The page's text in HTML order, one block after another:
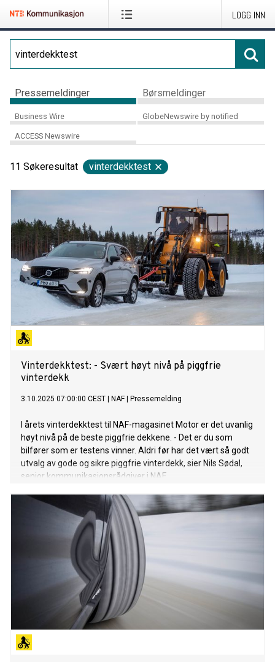
LOGG INN
Pressemeldinger Børsmeldinger
Business Wire GlobeNewswire by notified
ACCESS Newswire
11 Søkeresultat vinterdekktest
Vinterdekktest: - Svært høyt nivå på piggfrie
vinterdekk
3.10.2025 07:00:00 CEST NAF| Pressemelding
I årets vinterdekktest til NAF-magasinet Motor er det uvanlig
høyt nivå på de beste piggfrie dekkene. - Det er du som
bilfører som er testens vinner. Aldri før har det vært så godt
utvalg av gode og sikre piggfrie vinterdekk, sier Nils Sødal,
senior kommunikasjonsrådgiver i NAF.